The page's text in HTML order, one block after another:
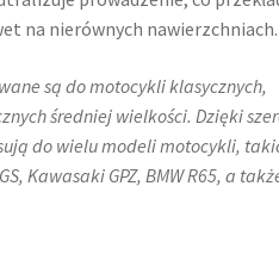
na nierównych nawierzchniach.
są do motocykli klasycznych,
średniej wielkości. Dzięki
do wielu modeli motocykli,
Kawasaki GPZ, BMW R65, a